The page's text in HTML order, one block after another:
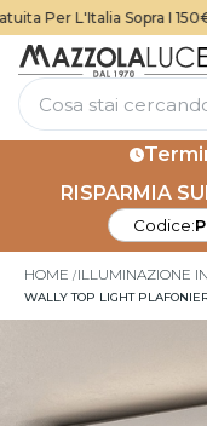
Per L'Italia Sopra I 150€
RISPARMIA
Codice:
HOME ILLUMINAZIONE
WALLY TOP LIGHT